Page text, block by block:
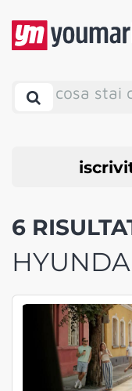
cosa stai
6